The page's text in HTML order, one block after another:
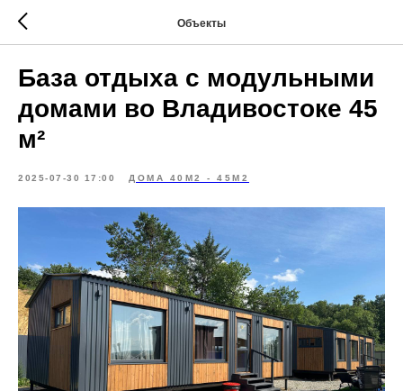
Объекты
База отдыха с модульными
домами во Владивостоке 45
м²
2025-07-30 17:00 ДОМА 40М2 - 45М2